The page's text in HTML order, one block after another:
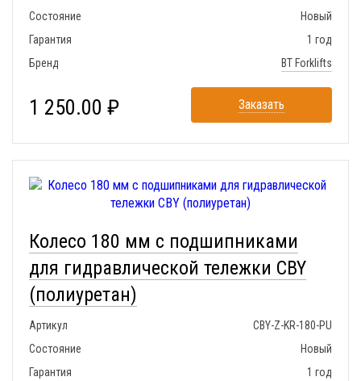
Состояние
Новый
Гарантия
1 год
Бренд
BT Forklifts
1 250.00 ₽ Заказать
Колесо 180 мм с подшипниками
для гидравлической тележки CBY
(полиуретан)
Артикул
CBY-Z-KR-180-PU
Состояние
Новый
Гарантия
1 год